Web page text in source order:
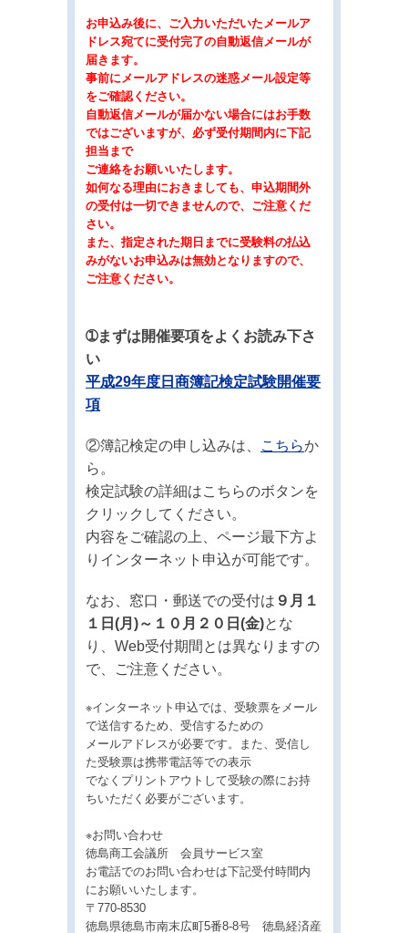
お申込み後に、ご入力いただいたメールア
ドレス宛てに受付完了の自動返信メールが
届きます。
事前にメールアドレスの迷惑メール設定等
をご確認ください。
自動返信メールが届かない場合にはお手数
ではございますが、必ず受付期間内に下記
担当まで
ご連絡をお願いいたします。
如何なる理由におきましても、申込期間外
の受付は一切できませんので、ご注意くだ
さい。
また、指定された期日までに受験料の払込
みがないお申込みは無効となりますので、
ご注意ください。
➀まずは開催要項をよくお読み下さ
い
平成29年度日商簿記検定試験開催要
項
②簿記検定の申し込みは、 こちらか
ら。
検定試験の詳細はこちらのボタンを
クリックしてください。
内容をご確認の上、ページ最下方よ
りインターネット申込が可能です。
なお、窓口・郵送での受付は ９月１
１日(月)～１０月２０日(金)とな
り、Web受付期間とは異なりますの
で、ご注意ください。
※インターネット申込では、受験票をメール
で送信するため、受信するための
メールアドレスが必要です。また、受信し
た受験票は携帯電話等での表示
でなくプリントアウトして受験の際にお持
ちいただく必要がございます。
※お問い合わせ
徳島商工会議所 会員サービス室
お電話でのお問い合わせは下記受付時間内
にお願いいたします。
〒770-8530
徳島県徳島市南末広町5番8-8号 徳島経済産